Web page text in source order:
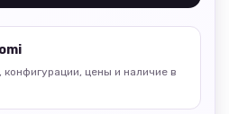
цены и наличие в